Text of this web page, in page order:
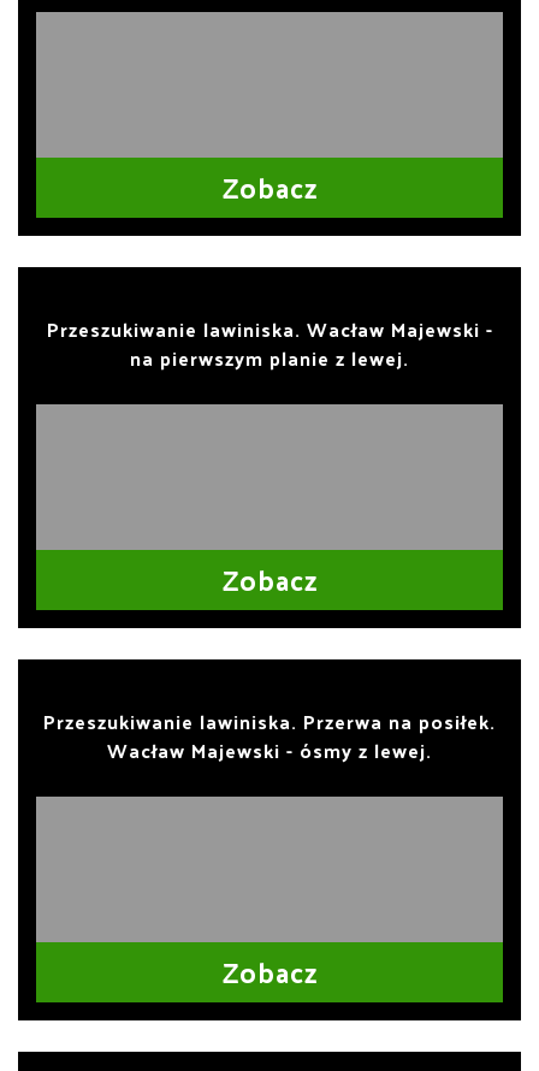
Zobacz
Przeszukiwanie lawiniska. Wacław Majewski -
na pierwszym planie z lewej.
Zobacz
Przeszukiwanie lawiniska. Przerwa na posiłek.
Wacław Majewski - ósmy z lewej.
Zobacz